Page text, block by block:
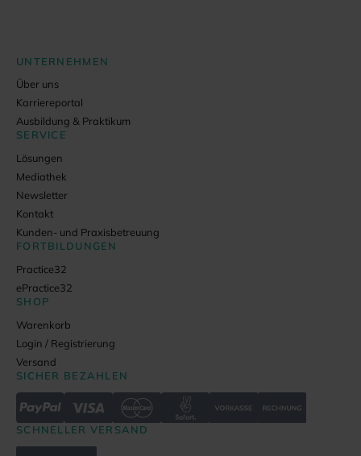
UNTERNEHMEN
Über uns
Karriereportal
Ausbildung & Praktikum
SERVICE
Lösungen
Mediathek
Newsletter
Kontakt
Kunden- und Praxisbetreuung
FORTBILDUNGEN
Practice32
ePractice32
SHOP
Warenkorb
Login / Registrierung
Versand
SICHER BEZAHLEN
SCHNELLER VERSAND